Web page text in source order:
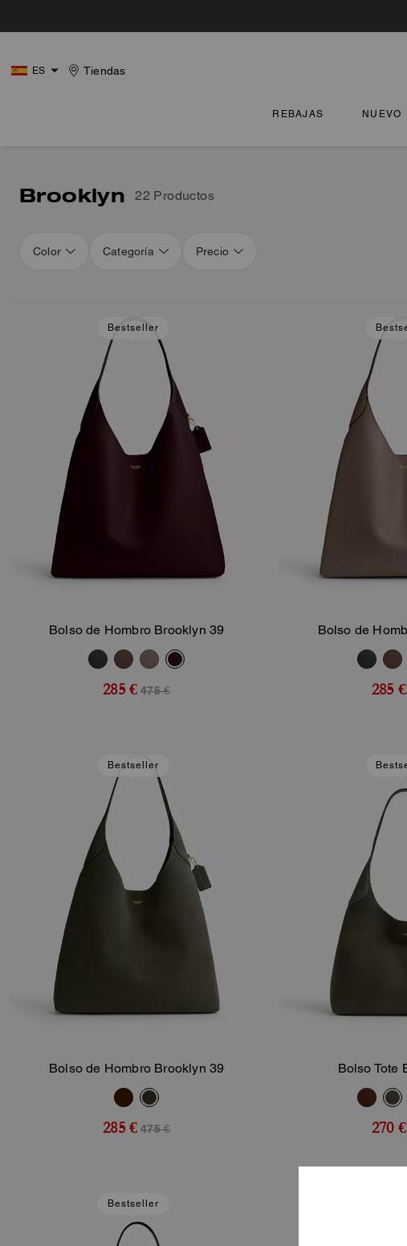
ES Tiendas
REBAJAS NUEVO
Brooklyn 22 Productos
Color Categoría Precio
Bestseller
Añadir A La Cesta
Bolso de Hombro Brooklyn 39
285 € 475 €
Añadir
Bolso de
285 €
Bestseller
Añadir A La Cesta
Bolso de Hombro Brooklyn 39
285 € 475 €
Añadir
Bolso Tote
270 €
Bestseller